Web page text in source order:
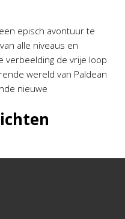
episch avontuur te
alle niveaus en
verbeelding de vrije loop
wereld van Paldean
nieuwe